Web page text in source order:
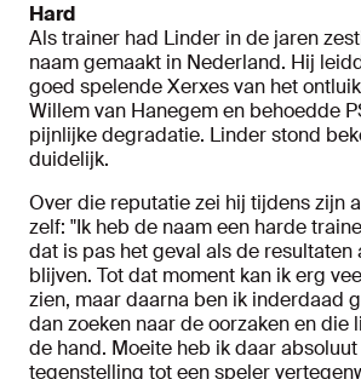
Hard
Als trainer had Linder in de jaren
naam gemaakt in Nederland. Hij
goed spelende Xerxes van het
Willem van Hanegem en behoedde
pijnlijke degradatie. Linder stond
duidelijk.
Over die reputatie zei hij tijdens zijn
zelf: "Ik heb de naam een harde
dat is pas het geval als de resultaten
blijven. Tot dat moment kan ik erg
zien, maar daarna ben ik inderdaad
dan zoeken naar de oorzaken en die
de hand. Moeite heb ik daar
tegenstelling tot een speler